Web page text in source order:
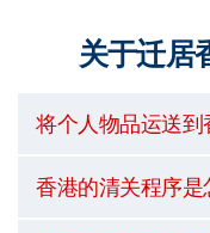
关于迁居
将个人物品运送到
香港的清关程序是